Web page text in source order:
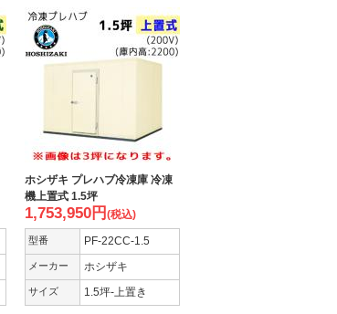
ホシザキ プレハブ冷凍庫 冷凍
機上置式 1.5坪
1,753,950円 (税込)
型番 PF-22CC-1.5
メーカー ホシザキ
サイズ 1.5坪-上置き